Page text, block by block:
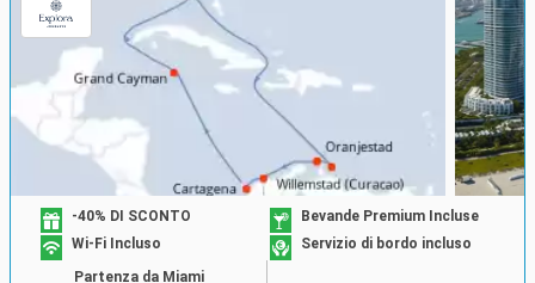
-40% DI SCONTO
Bevande Premium Incluse
Wi-Fi Incluso
Servizio di bordo incluso
Partenza da Miami